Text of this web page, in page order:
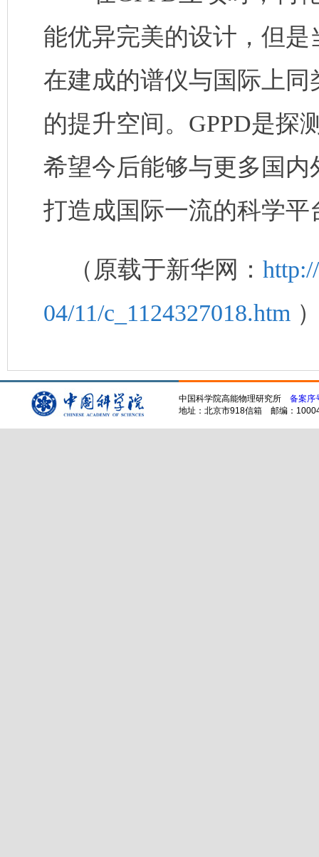
能优异完美的设计，但
在建成的谱仪与国际上
的提升空间。GPPD是探
希望今后能够与更多国内
打造成国际一流的科学平
（原载于新华网：
04/11/c_1124327018.htm
中国科学院高能物理研究所 备案序
地址：北京市918信箱 邮编：